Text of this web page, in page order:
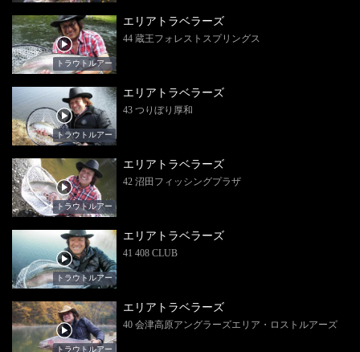
トラウトルアー
エリアトラベラーズ
44 蔵王フォレストスプリングス
トラウトルアー
エリアトラベラーズ
43 つりぼり厚和
トラウトルアー
エリアトラベラーズ
42 沼田フィッシングプラザ
トラウトルアー
エリアトラベラーズ
41 408 CLUB
トラウトルアー
エリアトラベラーズ
40 会津高原アングラーズエリア・ロストルアーズ